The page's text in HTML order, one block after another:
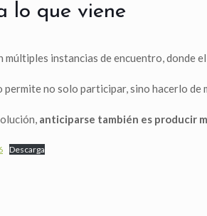
lo que viene
múltiples instancias de encuentro,
permite no solo participar, sino hacerlo
anticiparse también es producir
Descarga